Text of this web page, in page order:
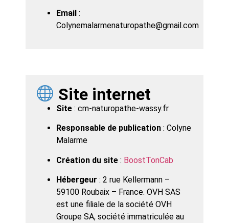
Email :
Colynemalarmenaturopathe@gmail.com
Site internet
Site : cm-naturopathe-wassy.fr
Responsable de publication : Colyne
Malarme
Création du site : BoostTonCab
Hébergeur : 2 rue Kellermann –
59100 Roubaix – France. OVH SAS
est une filiale de la société OVH
Groupe SA, société immatriculée au